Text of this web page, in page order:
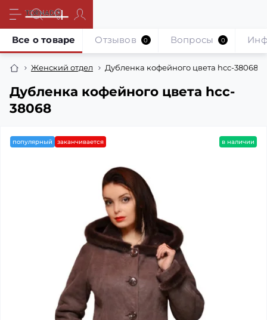
Женский отдел Дубленка кофейного цвета hcc-38068
Дубленка кофейного цвета hcc-
38068
Все о товаре Отзывов 0 Вопросы 0
популярный заканчивается в наличии